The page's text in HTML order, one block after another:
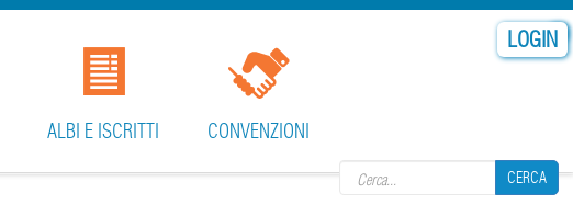
LOGIN
CERCA
ALBI E ISCRITTI CONVENZIONI